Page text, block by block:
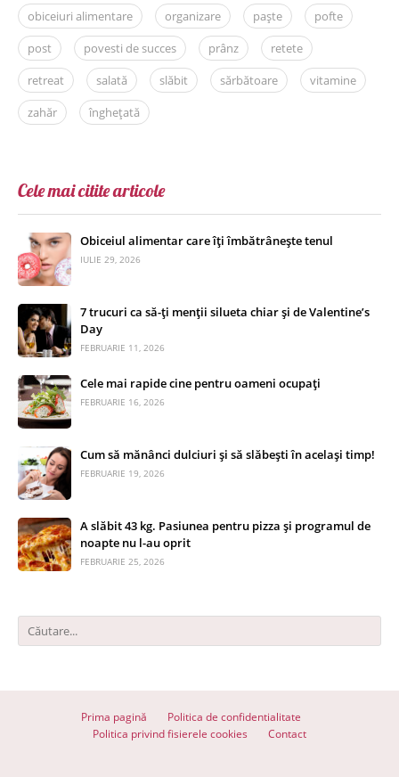
obiceiuri alimentare
organizare paște
pofte
post
povesti de succes prânz
retete
retreat
salată slăbit sărbătoare
vitamine
zahăr
înghețată
Cele mai citite articole
Obiceiul alimentar care îți îmbătrânește tenul
IULIE 29, 2026
7 trucuri ca să-ți menții silueta chiar și de Valentine’s
Day
FEBRUARIE 11, 2026
Cele mai rapide cine pentru oameni ocupați
FEBRUARIE 16, 2026
Cum să mănânci dulciuri și să slăbești în același timp!
FEBRUARIE 19, 2026
A slăbit 43 kg. Pasiunea pentru pizza și programul de
noapte nu l-au oprit
FEBRUARIE 25, 2026
Prima pagină
Politica de confidentialitate
Politica privind fisierele cookies
Contact